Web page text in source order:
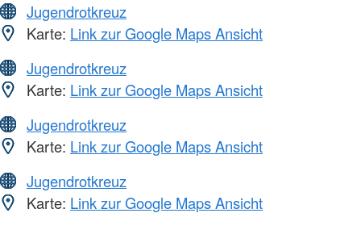
Jugendrotkreuz
Karte: Link zur Google Maps Ansicht
Jugendrotkreuz
Karte: Link zur Google Maps Ansicht
Jugendrotkreuz
Karte: Link zur Google Maps Ansicht
Jugendrotkreuz
Karte: Link zur Google Maps Ansicht